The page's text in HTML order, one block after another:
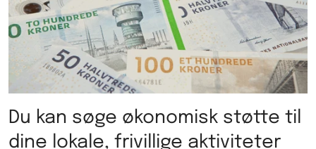
Du kan søge økonomisk støtte til
dine lokale, frivillige aktiviteter